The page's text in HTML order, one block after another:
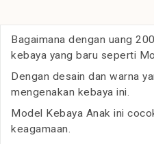
Bagaimana dengan uang
kebaya yang baru seperti
Dengan desain dan warna
mengenakan kebaya ini.
Model Kebaya Anak ini
keagamaan.